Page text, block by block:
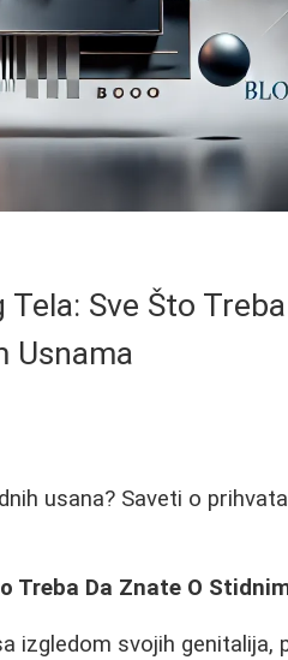
Sve Što
Usnama
usana? Saveti o
Treba Da Znate O
izgledom svojih genitalija,